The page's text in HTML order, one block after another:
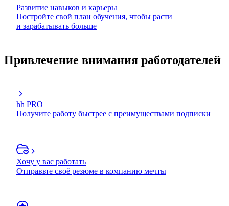
Развитие навыков и карьеры
Постройте свой план обучения, чтобы расти
и зарабатывать больше
Привлечение внимания работодателей
hh PRO
Получите работу быстрее с преимуществами подписки
Хочу у вас работать
Отправьте своё резюме в компанию мечты